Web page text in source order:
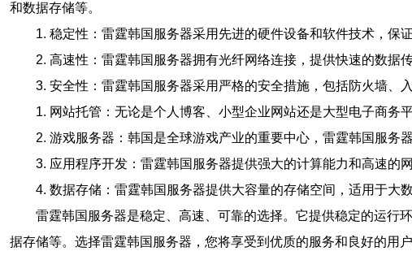
和数据存储等。
1. 稳定性：雷霆韩国服务器采用先进的硬件设备和软件技术，保
2. 高速性：雷霆韩国服务器拥有光纤网络连接，提供快速的数据
3. 安全性：雷霆韩国服务器采用严格的安全措施，包括防火墙、
1. 网站托管：无论是个人博客、小型企业网站还是大型电子商务
2. 游戏服务器：韩国是全球游戏产业的重要中心，雷霆韩国服务
3. 应用程序开发：雷霆韩国服务器提供强大的计算能力和高速的
4. 数据存储：雷霆韩国服务器提供大容量的存储空间，适用于大
雷霆韩国服务器是稳定、高速、可靠的选择。它提供稳定的运行
据存储等。选择雷霆韩国服务器，您将享受到优质的服务和良好的用户